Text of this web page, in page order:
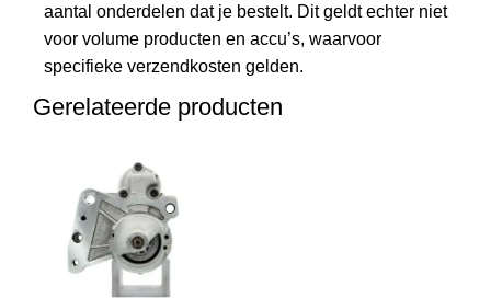
aantal onderdelen dat je bestelt. Dit geldt echter niet
voor volume producten en accu’s, waarvoor
specifieke verzendkosten gelden.
Gerelateerde producten